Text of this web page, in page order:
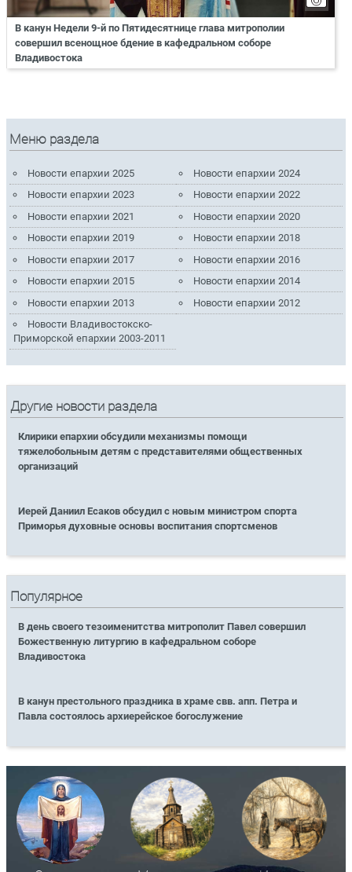
В канун Недели 9-й по Пятидесятнице глава митрополии
совершил всенощное бдение в кафедральном соборе
Владивостока
Меню раздела
Новости епархии 2025
Новости епархии 2024
Новости епархии 2023
Новости епархии 2022
Новости епархии 2021
Новости епархии 2020
Новости епархии 2019
Новости епархии 2018
Новости епархии 2017
Новости епархии 2016
Новости епархии 2015
Новости епархии 2014
Новости епархии 2013
Новости епархии 2012
Новости Владивостокско-
Приморской епархии 2003-2011
Другие новости раздела
Клирики епархии обсудили механизмы помощи
тяжелобольным детям с представителями общественных
организаций
Иерей Даниил Есаков обсудил с новым министром спорта
Приморья духовные основы воспитания спортсменов
Популярное
В день своего тезоименитства митрополит Павел совершил
Божественную литургию в кафедральном соборе
Владивостока
В канун престольного праздника в храме свв. апп. Петра и
Павла состоялось архиерейское богослужение